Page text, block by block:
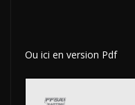
Ou ici en version Pdf